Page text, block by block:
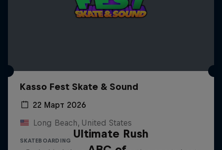
Kasso Fest Skate & Sound
22 Март 2026
Long Beach, United States
SKATEBOARDING
Ultimate Rush